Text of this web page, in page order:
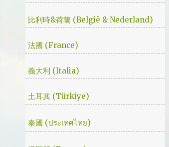
被罵，媽媽放下便當離開，之後對他微笑的那
這編劇藥下的好猛，同一集還不肯放手。結尾
第四集，不禁讓我倍感期待，也開始每週期待
我就是PB的劇迷呀!!! 這應該是很感人的橋
飛往月球了… 看到這的時候只覺得大叔身體真
是好，我應該已經無法揹著媽...
比利時&荷蘭 (België & Nederland)
法國 (France)
義大利 (Italia)
土耳其 (Türkiye)
泰國 (ประเทศไทย)